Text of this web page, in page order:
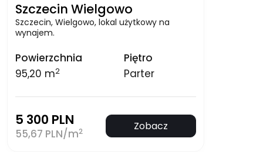
Szczecin Wielgowo
Szczecin, Wielgowo, lokal użytkowy na
wynajem.
Powierzchnia
95,20 m2
Piętro
Parter
5 300 PLN
55,67 PLN/m2 Zobacz